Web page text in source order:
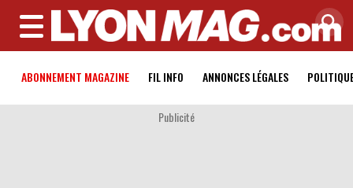
MENU
ABONNEMENT MAGAZINE FIL INFO ANNONCES LÉGALES
Publicité